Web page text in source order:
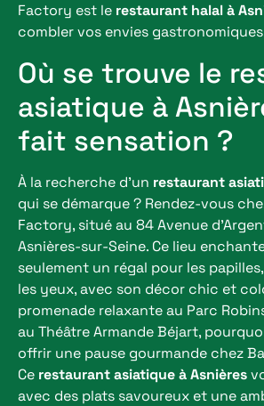
Factory est le restaurant halal à
combler vos envies
Où se trouve le
asiatique à
fait sensation ?
À la recherche d’un restaurant
qui se démarque ? Rendez-vous
Factory, situé au 84 Avenue
Asnières-sur-Seine. Ce lieu
seulement un régal pour les
les yeux, avec son décor chic et
promenade relaxante au Parc
au Théâtre Armande Béjart,
offrir une pause gourmande chez
Ce restaurant asiatique à Asnières
avec des plats savoureux et une